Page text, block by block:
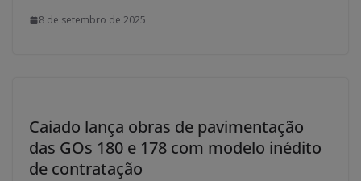
8 de setembro de 2025
Caiado lança obras de pavimentação
das GOs 180 e 178 com modelo inédito
de contratação